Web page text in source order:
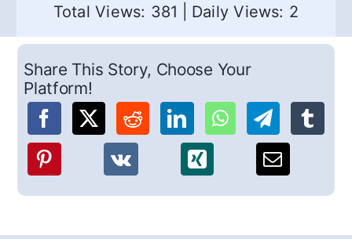
Total Views: 381 Daily Views: 2
Share This Story, Choose Your
Platform!